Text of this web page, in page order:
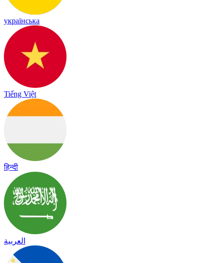
українська
Tiếng Việt
हिन्दी
العربية